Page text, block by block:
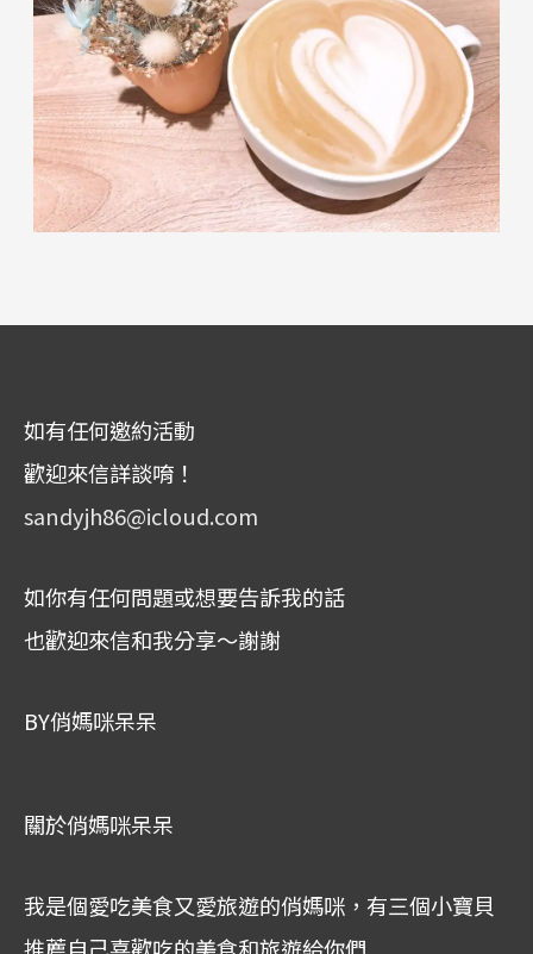
如有任何邀約活動
歡迎來信詳談唷！
sandyjh86@icloud.com
如你有任何問題或想要告訴我的話
也歡迎來信和我分享～謝謝
BY俏媽咪呆呆
關於俏媽咪呆呆
我是個愛吃美食又愛旅遊的俏媽咪，有三個小寶貝